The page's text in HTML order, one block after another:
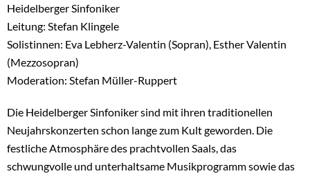
Heidelberger Sinfoniker
Leitung: Stefan Klingele
Solistinnen: Eva Lebherz-Valentin (Sopran), Esther Valentin
(Mezzosopran)
Moderation: Stefan Müller-Ruppert
Die Heidelberger Sinfoniker sind mit ihren traditionellen
Neujahrskonzerten schon lange zum Kult geworden. Die
festliche Atmosphäre des prachtvollen Saals, das
schwungvolle und unterhaltsame Musikprogramm sowie das